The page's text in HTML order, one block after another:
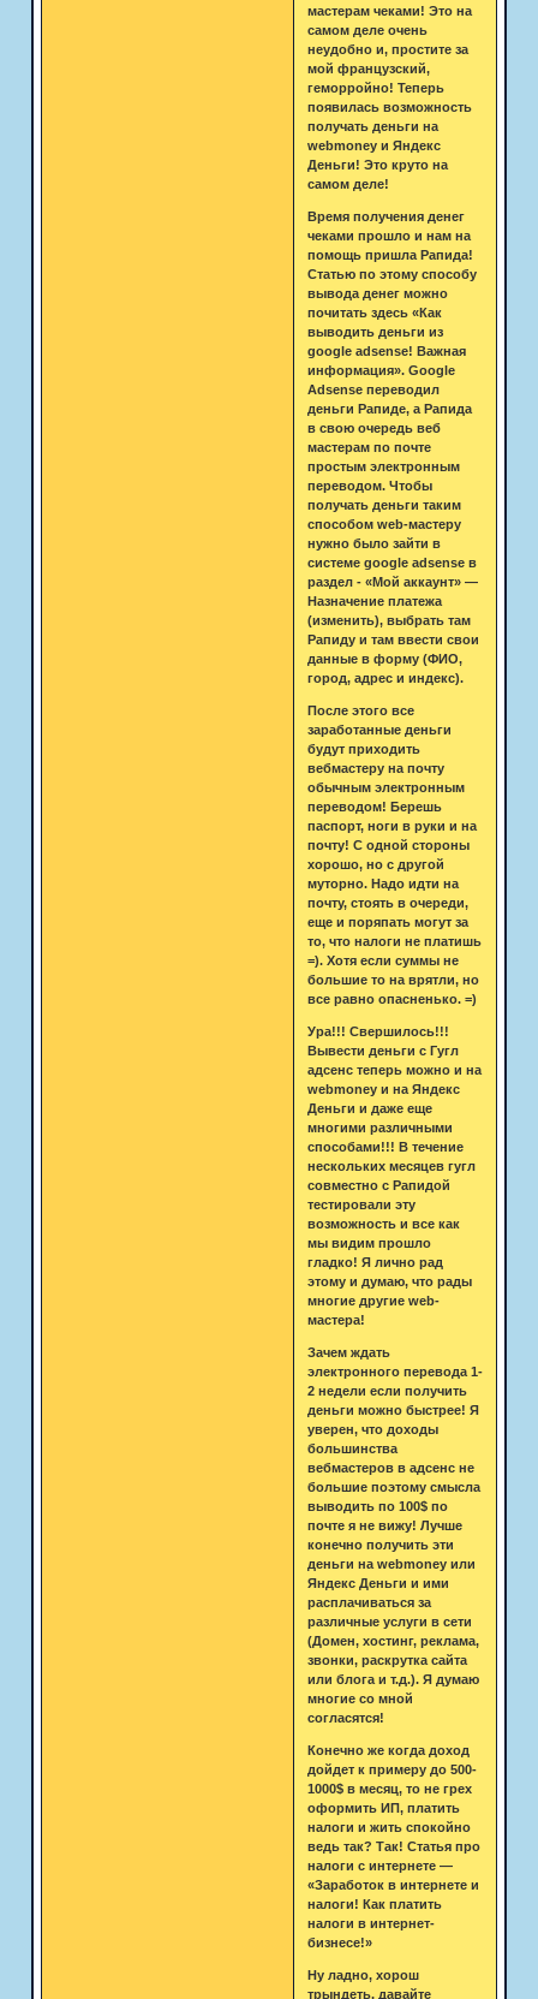
мастерам чеками! Это на
самом деле очень
неудобно и, простите за
мой французский,
геморройно! Теперь
появилась возможность
получать деньги на
webmoney и Яндекс
Деньги! Это круто на
самом деле!
Время получения денег
чеками прошло и нам на
помощь пришла Рапида!
Статью по этому способу
вывода денег можно
почитать здесь «Как
выводить деньги из
google adsense! Важная
информация». Google
Adsense переводил
деньги Рапиде, а Рапида
в свою очередь веб
мастерам по почте
простым электронным
переводом. Чтобы
получать деньги таким
способом web-мастеру
нужно было зайти в
системе google adsense в
раздел - «Мой аккаунт» —
Назначение платежа
(изменить), выбрать там
Рапиду и там ввести свои
данные в форму (ФИО,
город, адрес и индекс).
После этого все
заработанные деньги
будут приходить
вебмастеру на почту
обычным электронным
переводом! Берешь
паспорт, ноги в руки и на
почту! С одной стороны
хорошо, но с другой
муторно. Надо идти на
почту, стоять в очереди,
еще и поряпать могут за
то, что налоги не платишь
=). Хотя если суммы не
большие то на врятли, но
все равно опасненько. =)
Ура!!! Свершилось!!!
Вывести деньги с Гугл
адсенс теперь можно и на
webmoney и на Яндекс
Деньги и даже еще
многими различными
способами!!! В течение
нескольких месяцев гугл
совместно с Рапидой
тестировали эту
возможность и все как
мы видим прошло
гладко! Я лично рад
этому и думаю, что рады
многие другие web-
мастера!
Зачем ждать
электронного перевода 1-
2 недели если получить
деньги можно быстрее! Я
уверен, что доходы
большинства
вебмастеров в адсенс не
большие поэтому смысла
выводить по 100$ по
почте я не вижу! Лучше
конечно получить эти
деньги на webmoney или
Яндекс Деньги и ими
расплачиваться за
различные услуги в сети
(Домен, хостинг, реклама,
звонки, раскрутка сайта
или блога и т.д.). Я думаю
многие со мной
согласятся!
Конечно же когда доход
дойдет к примеру до 500-
1000$ в месяц, то не грех
оформить ИП, платить
налоги и жить спокойно
ведь так? Так! Статья про
налоги с интернете —
«Заработок в интернете и
налоги! Как платить
налоги в интернет-
бизнесе!»
Ну ладно, хорош
трындеть, давайте